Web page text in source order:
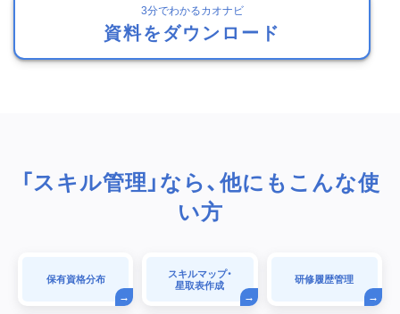
3分でわかるカオナビ
資料をダウンロード
「スキル管理」なら、他にもこんな使
い方
保有資格分布 スキルマップ・
星取表作成 研修履歴管理